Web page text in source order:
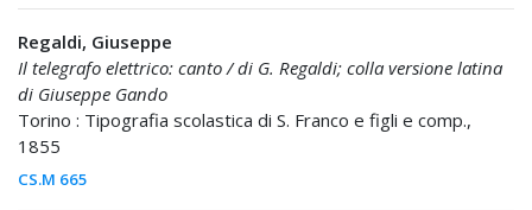
Regaldi, Giuseppe
Il telegrafo elettrico: canto / di G. Regaldi; colla versione latina
di Giuseppe Gando
Torino : Tipografia scolastica di S. Franco e figli e comp.,
1855
CS.M 665